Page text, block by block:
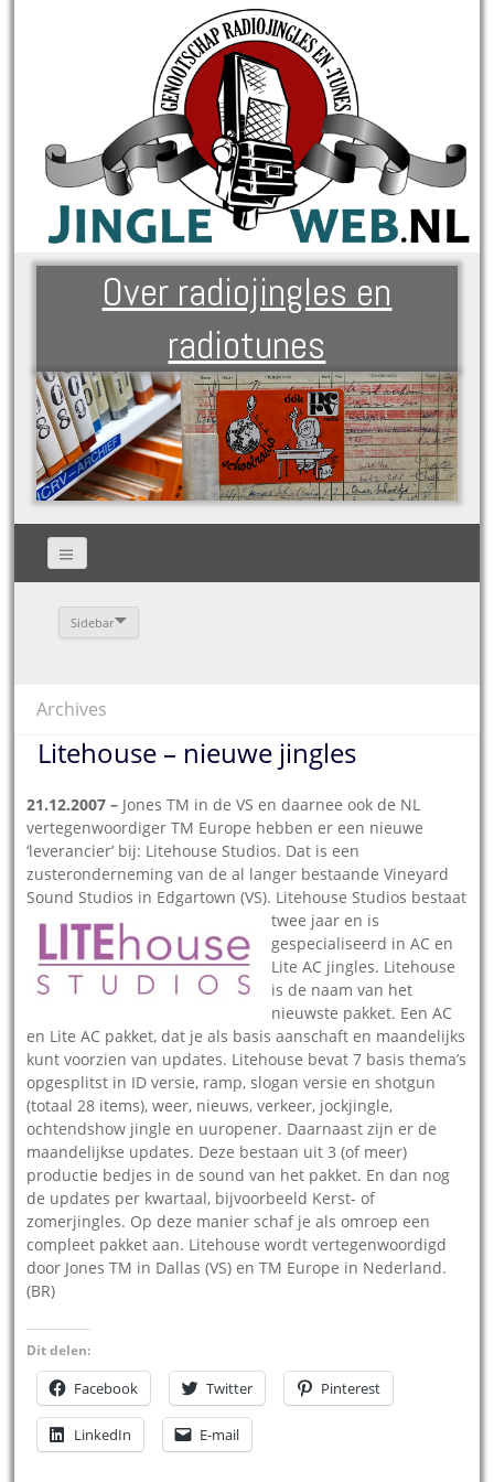
Over radiojingles en
radiotunes
Sidebar
Archives
Litehouse – nieuwe jingles
21.12.2007 – Jones TM in de VS en daarnee ook de NL
vertegenwoordiger TM Europe hebben er een nieuwe
‘leverancier’ bij: Litehouse Studios. Dat is een
zusteronderneming van de al langer bestaande Vineyard
Sound Studios in Edgartown (VS). Litehouse Studios bestaat
twee jaar en is
gespecialiseerd in AC en
Lite AC jingles. Litehouse
is de naam van het
nieuwste pakket. Een AC
en Lite AC pakket, dat je als basis aanschaft en maandelijks
kunt voorzien van updates. Litehouse bevat 7 basis thema’s
opgesplitst in ID versie, ramp, slogan versie en shotgun
(totaal 28 items), weer, nieuws, verkeer, jockjingle,
ochtendshow jingle en uuropener. Daarnaast zijn er de
maandelijkse updates. Deze bestaan uit 3 (of meer)
productie bedjes in de sound van het pakket. En dan nog
de updates per kwartaal, bijvoorbeeld Kerst- of
zomerjingles. Op deze manier schaf je als omroep een
compleet pakket aan. Litehouse wordt vertegenwoordigd
door Jones TM in Dallas (VS) en TM Europe in Nederland.
(BR)
Dit delen:
Facebook Twitter Pinterest
LinkedIn E-mail